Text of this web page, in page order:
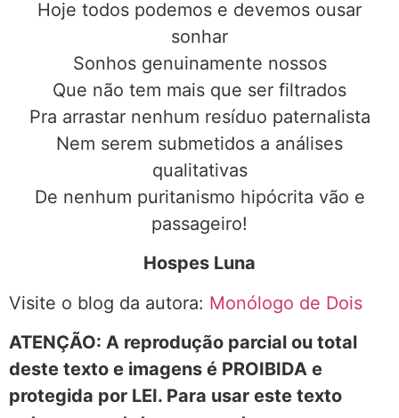
Hoje todos podemos e devemos ousar
sonhar
Sonhos genuinamente nossos
Que não tem mais que ser filtrados
Pra arrastar nenhum resíduo paternalista
Nem serem submetidos a análises
qualitativas
De nenhum puritanismo hipócrita vão e
passageiro!
Hospes Luna
Visite o blog da autora: Monólogo de Dois
ATENÇÃO: A reprodução parcial ou total
deste texto e imagens é PROIBIDA e
protegida por LEI. Para usar este texto